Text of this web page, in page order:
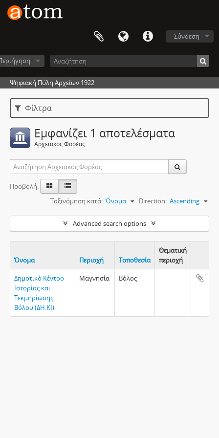
Σύνδεση
Ψηφιακή Πύλη Αρχείων 1922
Φίλτρα
Εμφανίζει 1 αποτελέσματα
Αρχειακός Φορέας
Προβολή:
Ταξινόμηση κατά: Όνομα Direction: Ascending
Advanced search options
Όνομα Περιοχή Τοποθεσία
Θεματική
περιοχή
Δημοτικό Κέντρο
Ιστορίας και
Τεκμηρίωσης
Βόλου (ΔΗ.ΚΙ)
Μαγνησία Βόλος